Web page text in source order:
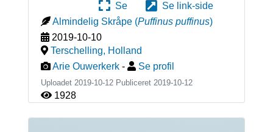
Se
Se link-side
Almindelig Skråpe (Puffinus puffinus)
2019-10-10
Terschelling, Holland
Arie Ouwerkerk - Se profil
Uploadet 2019-10-12 Publiceret 2019-10-12
1928